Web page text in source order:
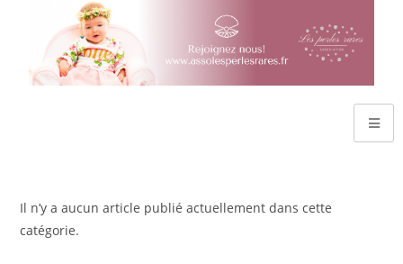
Il n’y a aucun article publié actuellement dans cette
catégorie.